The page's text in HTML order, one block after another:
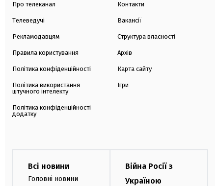
Про телеканал
Телеведучі
Рекламодавцям
Правила користування
Політика конфіденційності
Політика використання
штучного інтелекту
Політика конфіденційності
додатку
Контакти
Вакансії
Структура власності
Архів
Карта сайту
Ігри
Всі новини
Головні новини
Війна Росії з
Україною